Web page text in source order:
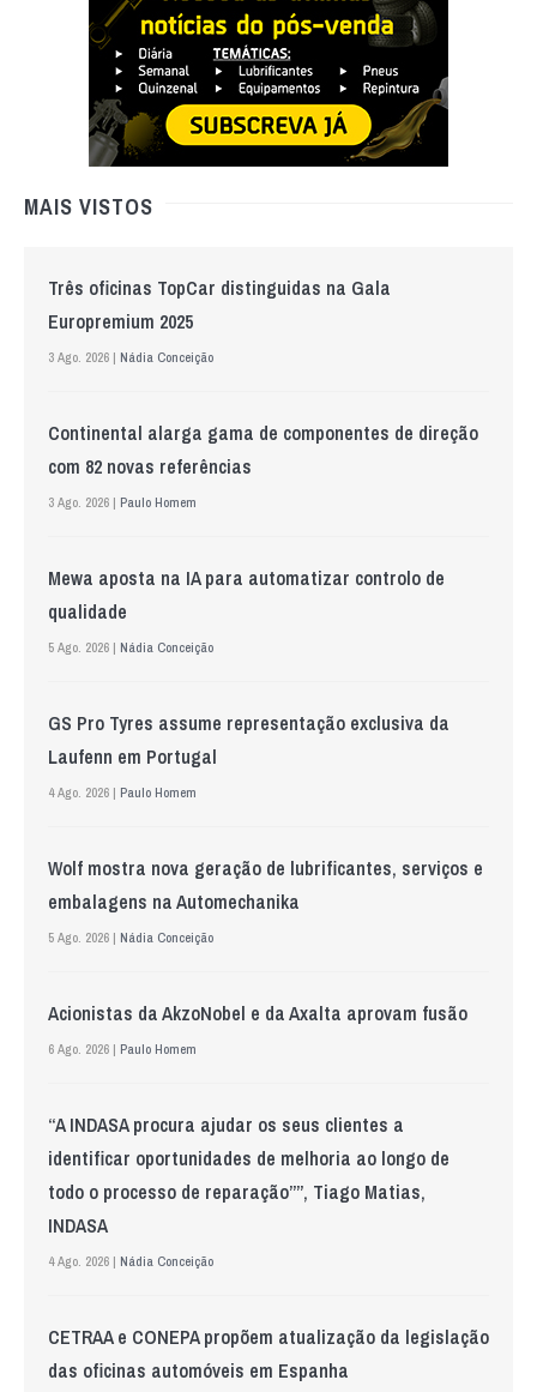
MAIS VISTOS
Três oficinas TopCar distinguidas na Gala
Europremium 2025
3 Ago. 2026 | Nádia Conceição
Continental alarga gama de componentes de direção
com 82 novas referências
3 Ago. 2026 | Paulo Homem
Mewa aposta na IA para automatizar controlo de
qualidade
5 Ago. 2026 | Nádia Conceição
GS Pro Tyres assume representação exclusiva da
Laufenn em Portugal
4 Ago. 2026 | Paulo Homem
Wolf mostra nova geração de lubrificantes, serviços e
embalagens na Automechanika
5 Ago. 2026 | Nádia Conceição
Acionistas da AkzoNobel e da Axalta aprovam fusão
6 Ago. 2026 | Paulo Homem
“A INDASA procura ajudar os seus clientes a
identificar oportunidades de melhoria ao longo de
todo o processo de reparação””, Tiago Matias,
INDASA
4 Ago. 2026 | Nádia Conceição
CETRAA e CONEPA propõem atualização da legislação
das oficinas automóveis em Espanha